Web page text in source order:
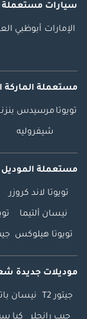
سيارات مستعملة
الإمارات أبوظبي
مستعملة الماركة
تويوتا مرسيدس بنز
شيفروليه
مستعملة
تويوتا لاند كروزر
نيسان ألتيما
تويوتا هيلوكس
موديلات جديدة
جيتور T2 نيسان